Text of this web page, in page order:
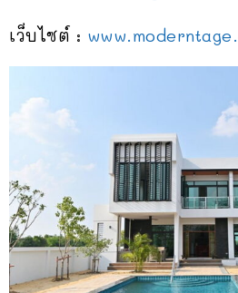
เว็บไซต์ :